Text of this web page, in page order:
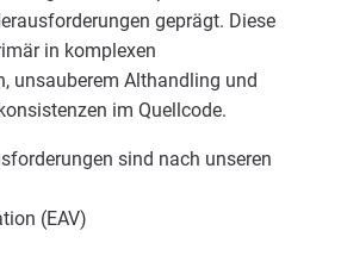
geprägt. Diese
in komplexen
unsauberem Althandling und
im Quellcode.
sind nach unseren
(EAV)